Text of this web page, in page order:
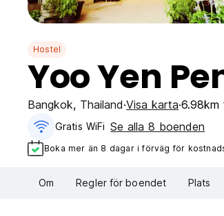
Hostel
Yoo Yen
Bangkok, Thailand Visa karta 6.98km
Gratis WiFi Se alla 8 boenden
Boka mer än 8 dagar i förväg för
Om Regler för boendet Plats